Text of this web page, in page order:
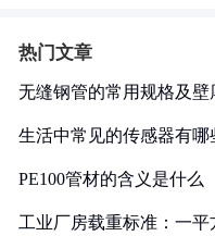
热门文章
无缝钢管的常用规格及壁
生活中常见的传感器有哪
PE100管材的含义是什么
工业厂房载重标准：一